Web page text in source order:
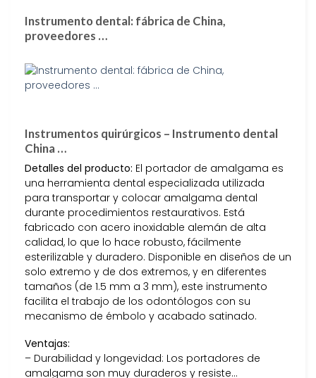
Instrumento dental: fábrica de China,
proveedores …
Instrumentos quirúrgicos – Instrumento dental
China …
Detalles del producto: El portador de amalgama es
una herramienta dental especializada utilizada
para transportar y colocar amalgama dental
durante procedimientos restaurativos. Está
fabricado con acero inoxidable alemán de alta
calidad, lo que lo hace robusto, fácilmente
esterilizable y duradero. Disponible en diseños de un
solo extremo y de dos extremos, y en diferentes
tamaños (de 1.5 mm a 3 mm), este instrumento
facilita el trabajo de los odontólogos con su
mecanismo de émbolo y acabado satinado.
Ventajas:
– Durabilidad y longevidad: Los portadores de
amalgama son muy duraderos y resiste…